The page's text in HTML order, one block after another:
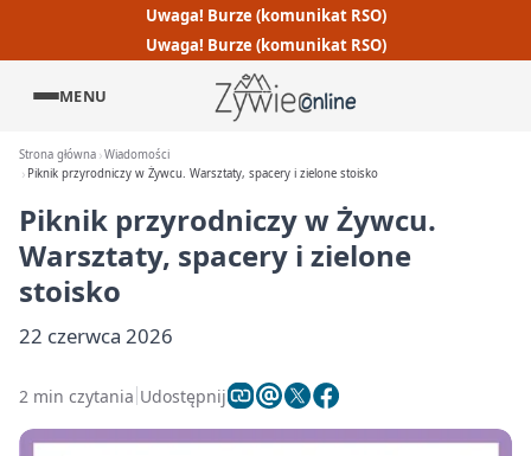
Uwaga! Burze (komunikat RSO)
Uwaga! Burze (komunikat RSO)
MENU
Strona główna Wiadomości
Piknik przyrodniczy w Żywcu. Warsztaty, spacery i zielone stoisko
Piknik przyrodniczy w Żywcu.
Warsztaty, spacery i zielone
stoisko
22 czerwca 2026
2 min czytania Udostępnij